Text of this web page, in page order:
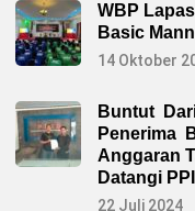
WBP
Basic
14 Oktober
Buntut
Penerima
Anggaran
Datangi
22 Juli 2024